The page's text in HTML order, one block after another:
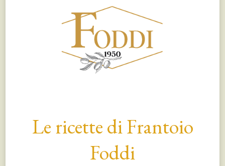
Le ricette di Frantoio
Foddi